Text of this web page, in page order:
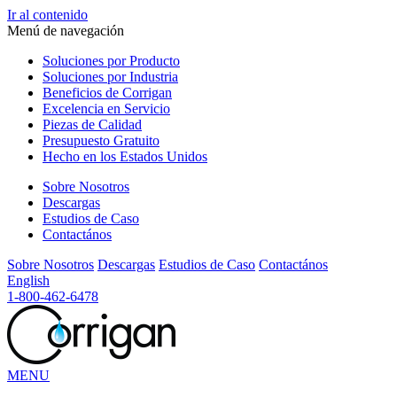
Ir al contenido
Menú de navegación
Soluciones por Producto
Soluciones por Industria
Beneficios de Corrigan
Excelencia en Servicio
Piezas de Calidad
Presupuesto Gratuito
Hecho en los Estados Unidos
Sobre Nosotros
Descargas
Estudios de Caso
Contactános
Sobre Nosotros Descargas Estudios de Caso Contactános
English
1-800-462-6478
MENU